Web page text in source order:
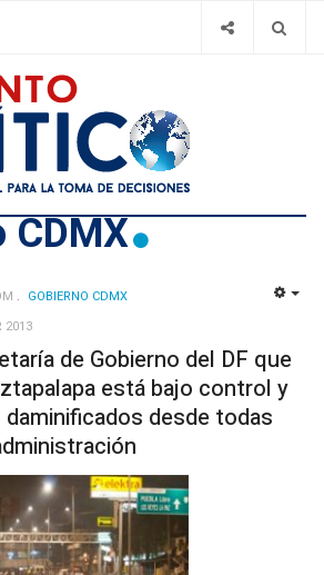
CDMX
GOBIERNO CDMX
2013
de Gobierno del DF que
está bajo control y
desde todas